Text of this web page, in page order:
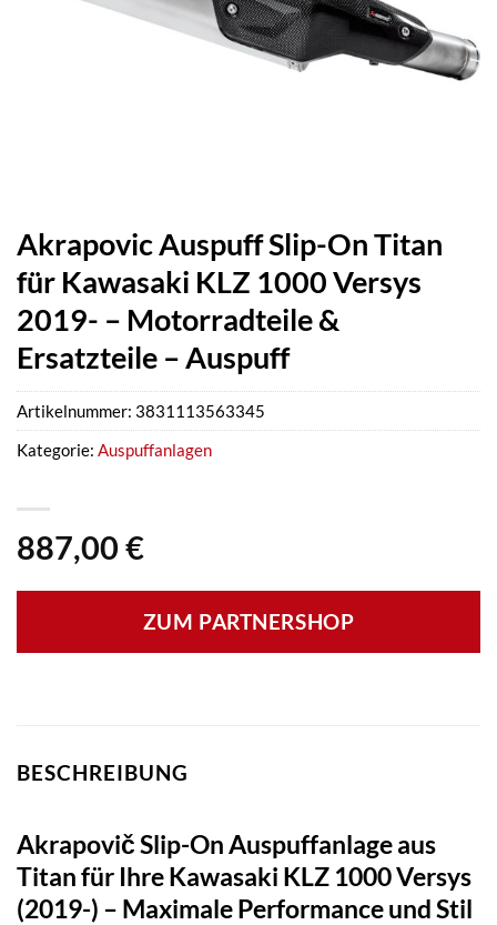
Akrapovic Auspuff Slip-On Titan
für Kawasaki KLZ 1000 Versys
2019- – Motorradteile &
Ersatzteile – Auspuff
887,00 €
ZUM PARTNERSHOP
Artikelnummer: 3831113563345
Kategorie: Auspuffanlagen
BESCHREIBUNG
Akrapovič Slip-On Auspuffanlage aus
Titan für Ihre Kawasaki KLZ 1000 Versys
(2019-) – Maximale Performance und Stil